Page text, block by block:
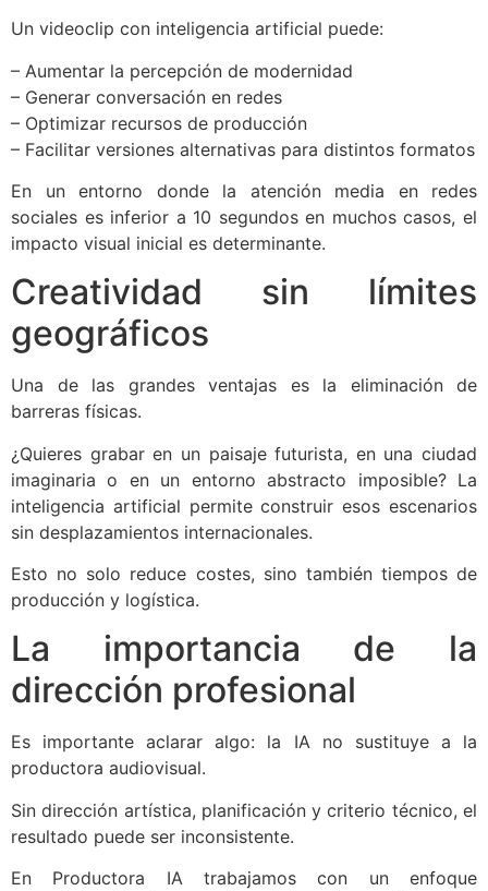
Un videoclip con inteligencia artificial puede:
– Aumentar la percepción de modernidad
– Generar conversación en redes
– Optimizar recursos de producción
– Facilitar versiones alternativas para distintos formatos
En un entorno donde la atención media en redes
sociales es inferior a 10 segundos en muchos casos, el
impacto visual inicial es determinante.
Creatividad sin límites
geográficos
Una de las grandes ventajas es la eliminación de
barreras físicas.
¿Quieres grabar en un paisaje futurista, en una ciudad
imaginaria o en un entorno abstracto imposible? La
inteligencia artificial permite construir esos escenarios
sin desplazamientos internacionales.
Esto no solo reduce costes, sino también tiempos de
producción y logística.
La importancia de la
dirección profesional
Es importante aclarar algo: la IA no sustituye a la
productora audiovisual.
Sin dirección artística, planificación y criterio técnico, el
resultado puede ser inconsistente.
En Productora IA trabajamos con un enfoque